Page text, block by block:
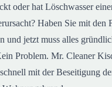
oder hat Löschwasser
Haben Sie mit den
und jetzt muss alles
Problem. Mr. Cleaner
mit der Beseitigung